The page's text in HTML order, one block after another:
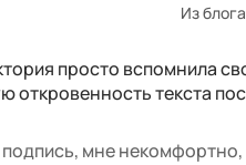
Из
просто вспомнила
откровенность текста
мне